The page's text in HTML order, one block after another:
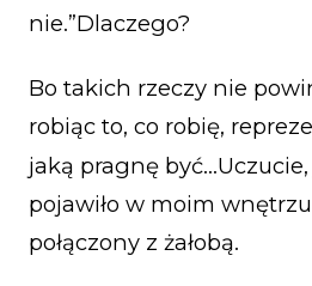
nie.”Dlaczego?
Bo takich rzeczy nie
robiąc to, co robię,
jaką pragnę
pojawiło w moim
połączony z żałobą.